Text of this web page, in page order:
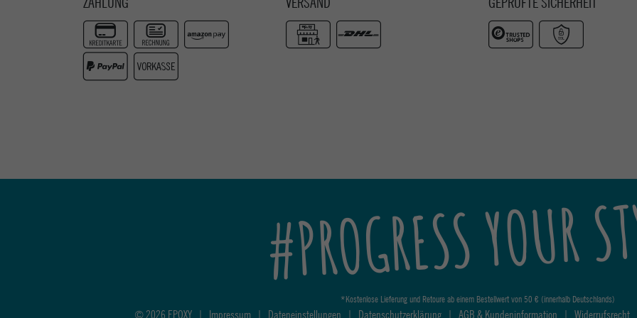
#PROGRESS YOUR
*Kostenlose Lieferung und Retoure ab einem Bestellwert von 50 € (innerhalb Deutschlands)
© 2026 EPOXY | Impressum | Dateneinstellungen | Datenschutzerklärung | AGB & Kundeninformation | Widerrufsrecht